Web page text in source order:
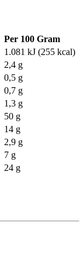
Per 100 Gram
1.081 kJ (255 kcal)
2,4 g
0,5 g
0,7 g
1,3 g
50 g
14 g
2,9 g
7 g
24 g